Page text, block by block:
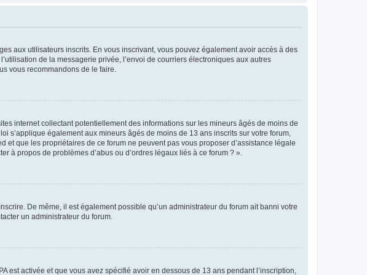
aux utilisateurs inscrits. En vous inscrivant, vous pouvez également avoir accès à des
de la messagerie privée, l’envoi de courriers électroniques aux autres
vous recommandons de le faire.
internet collectant potentiellement des informations sur les mineurs âgés de moins de
s’applique également aux mineurs âgés de moins de 13 ans inscrits sur votre forum,
que les propriétaires de ce forum ne peuvent pas vous proposer d’assistance légale
à propos de problèmes d’abus ou d’ordres légaux liés à ce forum ? ».
De même, il est également possible qu’un administrateur du forum ait banni votre
un administrateur du forum.
est activée et que vous avez spécifié avoir en dessous de 13 ans pendant l’inscription,